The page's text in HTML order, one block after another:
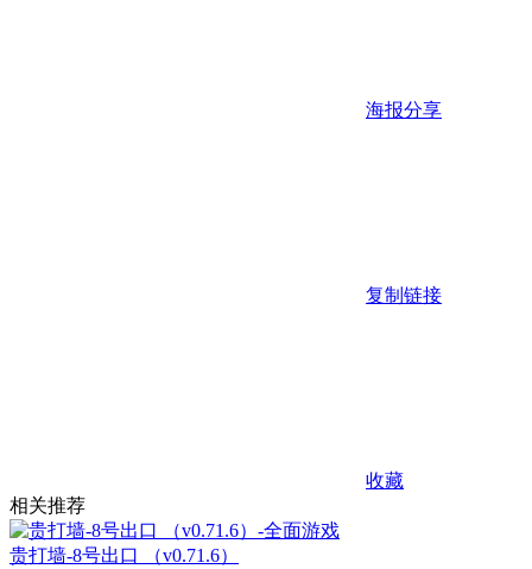
海报分享
复制链接
收藏
相关推荐
贵打墙-8号出口 （v0.71.6）